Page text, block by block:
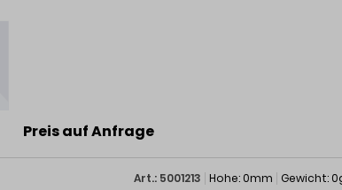
Preis auf Anfrage
Art.: 5001213 Hohe: 0mm Gewicht: